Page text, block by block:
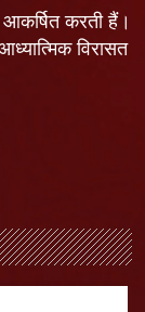
करती हैं।
विरासत